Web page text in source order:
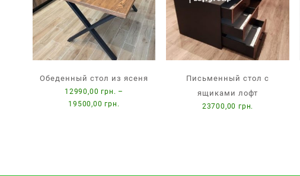
Обеденный стол из ясеня
12990,00грн. –
19500,00грн.
Письменный стол с
ящиками лофт
23700,00 грн.